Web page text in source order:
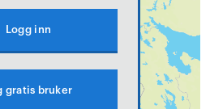
Logg inn
gratis bruker